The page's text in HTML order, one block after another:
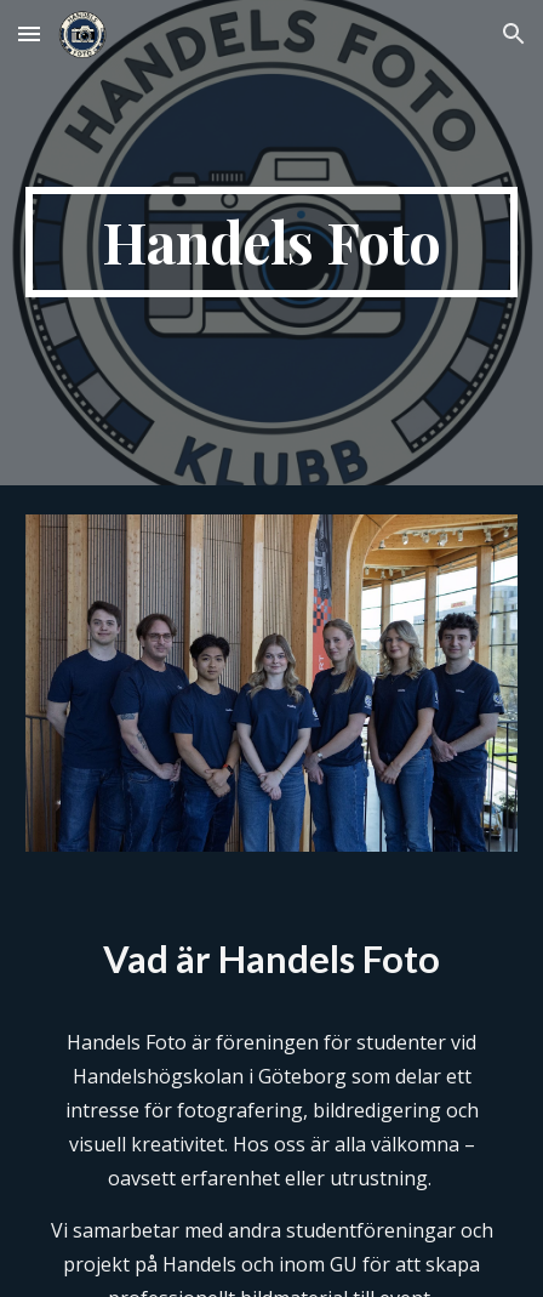
Skip to main content Skip to navigation
Handels Foto
Vad är Handels Foto
Handels Foto är föreningen för studenter vid
Handelshögskolan i Göteborg som delar ett
intresse för fotografering, bildredigering och
visuell kreativitet. Hos oss är alla välkomna –
oavsett erfarenhet eller utrustning.
Vi samarbetar med andra studentföreningar och
projekt på Handels och inom GU för att skapa